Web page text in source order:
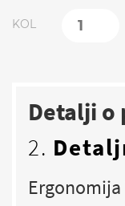
KOL
Detalji o
2.